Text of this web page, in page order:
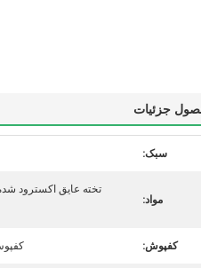
جزئیات
سبک:
مواد:
تخته عایق اکسترود
کفپوش: